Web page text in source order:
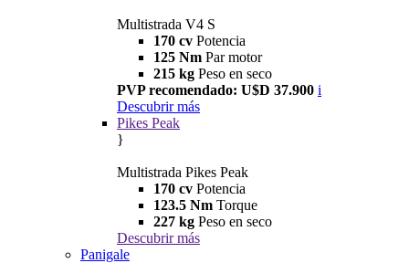
Multistrada V4 S
170 cv Potencia
125 Nm Par motor
215 kg Peso en seco
PVP recomendado: U$D 37.900 i
Descubrir más
Pikes Peak
}
Multistrada Pikes Peak
170 cv Potencia
123.5 Nm Torque
227 kg Peso en seco
Descubrir más
Panigale